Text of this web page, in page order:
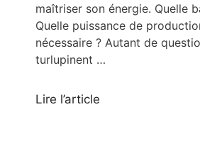
maîtriser son énergie. Quelle
Quelle puissance de
nécessaire ? Autant de
turlupinent …
Lire l’article